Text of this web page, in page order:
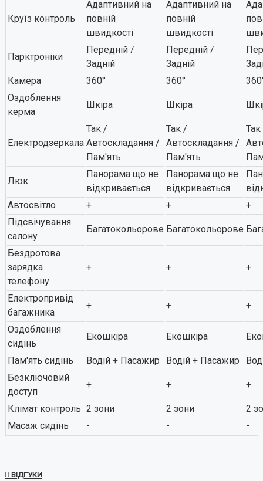
Круїз контроль
Адаптивний на
повній
швидкості
Адаптивний на
повній
швидкості
Парктроніки
Передній /
Задній
Передній /
Задній
Камера
360° 360°
Оздоблення
керма
Шкіра Шкіра
Електродзеркала
Так /
Автоскладання /
Пам'ять
Так /
Автоскладання /
Пам'ять
Люк
Панорама що не
відкривається
Панорама що не
відкривається
Автосвітло
+ +
+
Підсвічування
салону
Багатокольорове Багатокольорове
Бездротова
зарядка
телефону
+ + +
Електропривід
багажника
+ + +
Оздоблення
сидінь
Екошкіра Екошкіра
Пам'ять сидінь Водій + Пасажир Водій + Пасажир
Безключовий
доступ
+ + +
Клімат контроль 2 зони 2 зони
2
Масаж сидінь
- - -
ВІДГУКИ